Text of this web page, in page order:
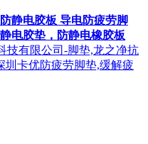
静电胶板 导电防疲劳脚
电胶垫，防静电橡胶板
技有限公司-脚垫,龙之净抗
圳卡优防疲劳脚垫,缓解疲